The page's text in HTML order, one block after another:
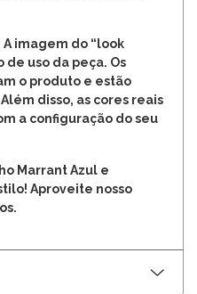
A imagem do “look
uso da peça. Os
o produto e estão
disso, as cores reais
a configuração do seu
Marrant Azul e
Aproveite nosso